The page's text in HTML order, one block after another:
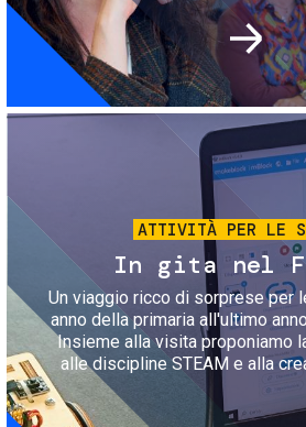
ATTIVITÀ PER LE
In gita nel
Un viaggio ricco di sorprese per
anno della primaria all'ultimo
Insieme alla visita proponiamo
alle discipline STEAM e alla